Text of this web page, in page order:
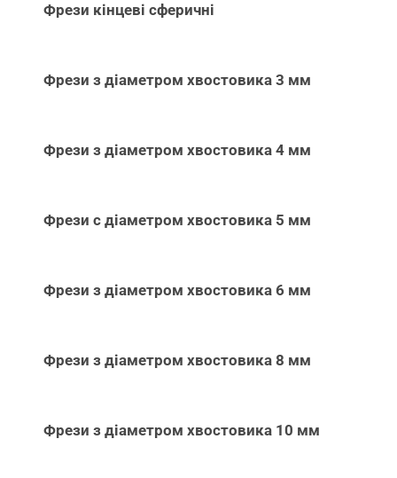
Фрези кінцеві сферичні
Фрези з діаметром хвостовика 3 мм
Фрези з діаметром хвостовика 4 мм
Фрези с діаметром хвостовика 5 мм
Фрези з діаметром хвостовика 6 мм
Фрези з діаметром хвостовика 8 мм
Фрези з діаметром хвостовика 10 мм